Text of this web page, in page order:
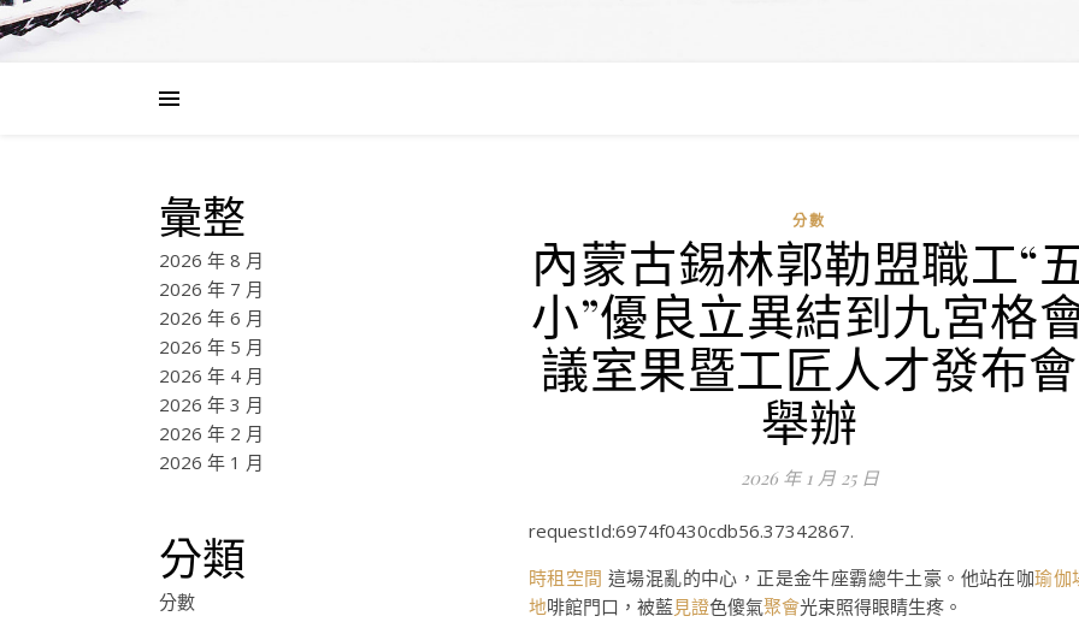
彙整
2026 年 8 月
2026 年 7 月
2026 年 6 月
2026 年 5 月
2026 年 4 月
2026 年 3 月
2026 年 2 月
2026 年 1 月
分類
分數
分數
內蒙古錫林郭勒盟職工“
小”優良立異結到九宮格
議室果暨工匠人才發布會
舉辦
2026 年 1 月 25 日
requestId:6974f0430cdb56.37342867.
時租空間 這場混亂的中心，正是金牛座霸總牛土豪。他站在咖瑜伽
地啡館門口，被藍見證色傻氣聚會光束照得眼睛生疼。